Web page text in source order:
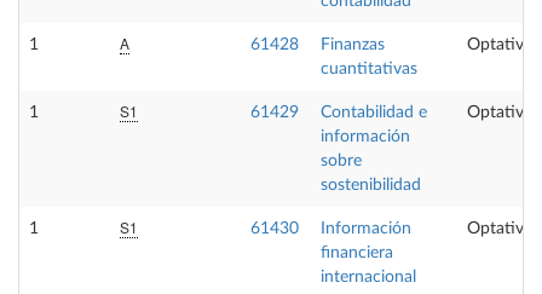
1 A 61428
Finanzas
cuantitativas
Optativa
1 S1 61429
Contabilidad e
información
sobre
sostenibilidad
Optativa
1 S1 61430
Información
financiera
internacional
Optativa